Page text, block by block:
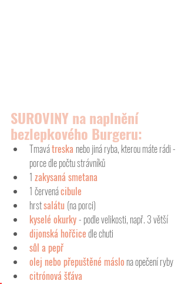
SUROVINY na naplnění
bezlepkového Burgeru:
Tmavá treska nebo jiná ryba, kterou máte rádi -
porce dle počtu strávníků
1 zakysaná smetana
1 červená cibule
hrst salátu (na porci)
kyselé okurky - podle velikosti, např. 3 větší
dijonská hořčice dle chuti
sůl a pepř
olej nebo přepuštěné máslo na opečení ryby
citrónová šťáva